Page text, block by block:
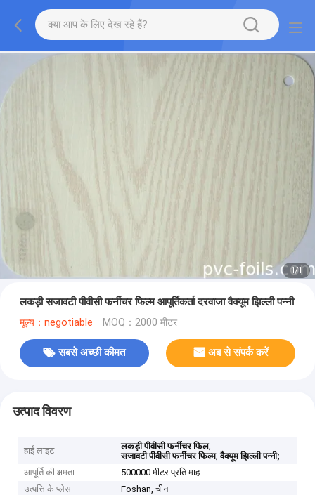
1/1
लकड़ी सजावटी पीवीसी फर्नीचर फिल्म आपूर्तिकर्ता दरवाजा वैक्यूम झिल्ली पन्नी
मूल्य：negotiable MOQ：2000 मीटर
सबसे अच्छी कीमत अब से संपर्क करें
उत्पाद विवरण
हाई लाइट लकड़ी पीवीसी फर्नीचर फिल,
सजावटी पीवीसी फर्नीचर फिल्म,वैक्यूम झिल्ली पन्नी;
आपूर्ति की क्षमता
500000 मीटर प्रति माह
उत्पत्ति के प्लेस
Foshan, चीन